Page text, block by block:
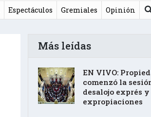
Espectáculos Gremiales Opinión
Más leídas
EN VIVO:
comenzó la
desalojo exprés y
expropiaciones